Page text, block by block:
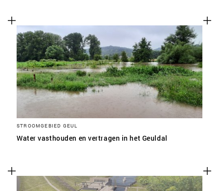
STROOMGEBIED GEUL
Water vasthouden en vertragen in het Geuldal